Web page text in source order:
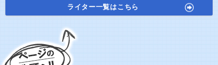
ライター一覧はこちら